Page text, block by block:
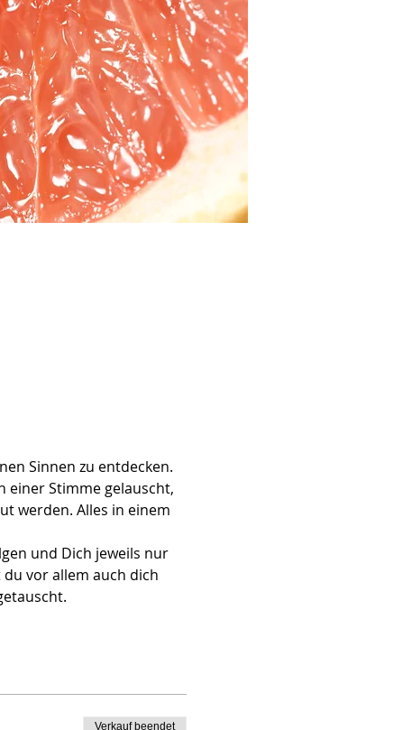
Sinnen zu entdecken.
einer Stimme gelauscht,
werden. Alles in einem
und Dich jeweils nur
vor allem auch dich
Verkauf beendet